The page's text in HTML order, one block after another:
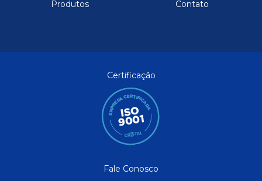
Produtos
Contato
Certificação
Fale Conosco